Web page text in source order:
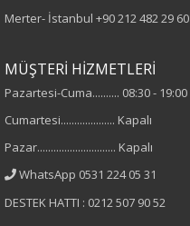
Yaka Tipi
Bisiklet Yaka
Cinsiyet
Kadın
Merter- İstanbul +90 212 482 29 60
MÜŞTERİ HİZMETLERİ
Pazartesi-Cuma.......... 08:30 - 19:00
Cumartesi.................... Kapalı
Pazar............................. Kapalı
WhatsApp 0531 224 05 31
DESTEK HATTI : 0212 507 90 52